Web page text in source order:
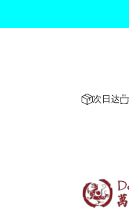
次日达